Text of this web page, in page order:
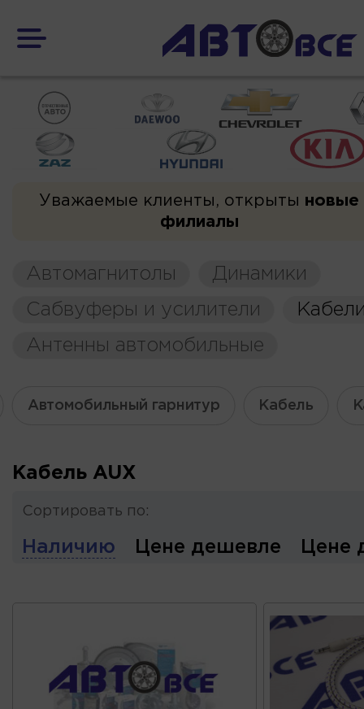
Уважаемые клиенты, открыты новые
филиалы
Автомагнитолы
Динамики
Сабвуферы и усилители
Антенны автомобильные
Автомобильный гарнитур Кабель
Кабель AUX
Сортировать по:
Наличию Цене дешевле Цене